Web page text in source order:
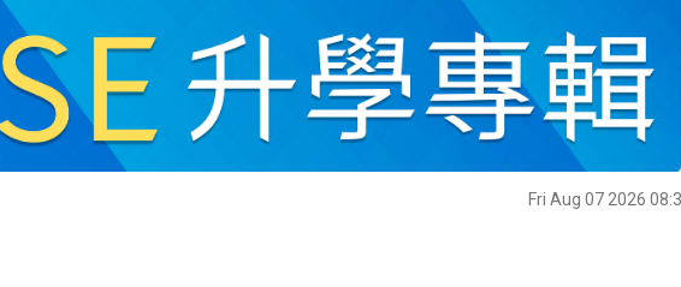
Fri Aug 07 2026
生活 健康 科技 影片 名家榜